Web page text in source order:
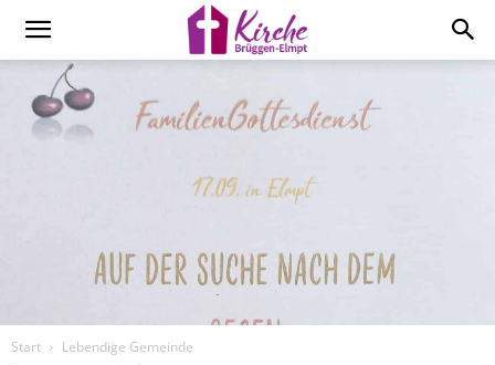
Start Lebendige Gemeinde